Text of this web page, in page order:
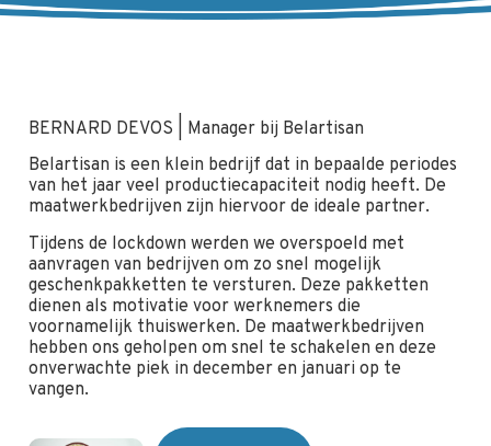
BERNARD DEVOS | Manager bij Belartisan
Belartisan is een klein bedrijf dat in bepaalde periodes
van het jaar veel productiecapaciteit nodig heeft. De
maatwerkbedrijven zijn hiervoor de ideale partner.
Tijdens de lockdown werden we overspoeld met
aanvragen van bedrijven om zo snel mogelijk
geschenkpakketten te versturen. Deze pakketten
dienen als motivatie voor werknemers die
voornamelijk thuiswerken. De maatwerkbedrijven
hebben ons geholpen om snel te schakelen en deze
onverwachte piek in december en januari op te
vangen.